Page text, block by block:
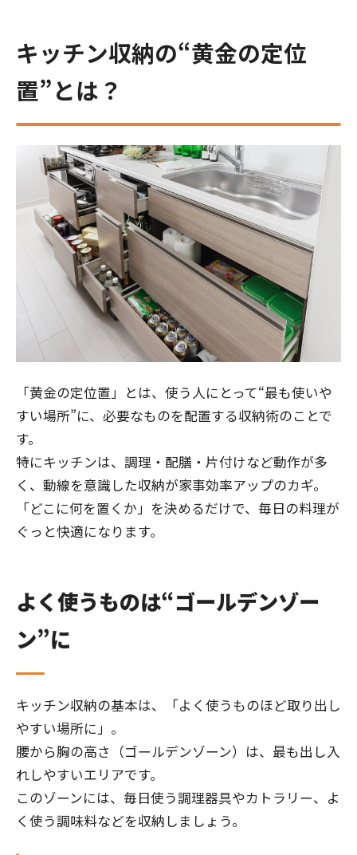
キッチン収納の“黄金の定位
置”とは？
「黄金の定位置」とは、使う人にとって“最も使いや
すい場所”に、必要なものを配置する収納術のことで
す。
特にキッチンは、調理・配膳・片付けなど動作が多
く、動線を意識した収納が家事効率アップのカギ。
「どこに何を置くか」を決めるだけで、毎日の料理が
ぐっと快適になります。
よく使うものは“ゴールデンゾー
ン”に
キッチン収納の基本は、「よく使うものほど取り出し
やすい場所に」。
腰から胸の高さ（ゴールデンゾーン）は、最も出し入
れしやすいエリアです。
このゾーンには、毎日使う調理器具やカトラリー、よ
く使う調味料などを収納しましょう。